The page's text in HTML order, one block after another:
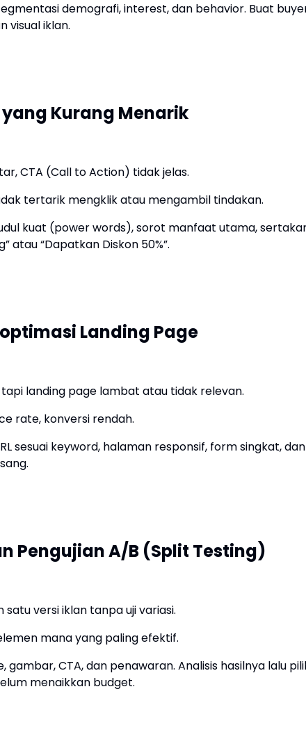
demografi, interest, dan behavior. Buat
visual iklan.
Kurang Menarik
CTA (Call to Action) tidak jelas.
tertarik mengklik atau mengambil tindakan.
judul kuat (power words), sorot manfaat utama,
atau “Dapatkan Diskon 50%”.
Landing Page
tapi landing page lambat atau tidak relevan.
rate, konversi rendah.
sesuai keyword, halaman responsif, form singkat,
Pengujian A/B (Split Testing)
satu versi iklan tanpa uji variasi.
mana yang paling efektif.
gambar, CTA, dan penawaran. Analisis hasilnya lalu
menaikkan budget.